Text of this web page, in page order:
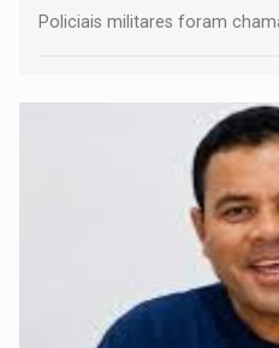
Policiais militares foram